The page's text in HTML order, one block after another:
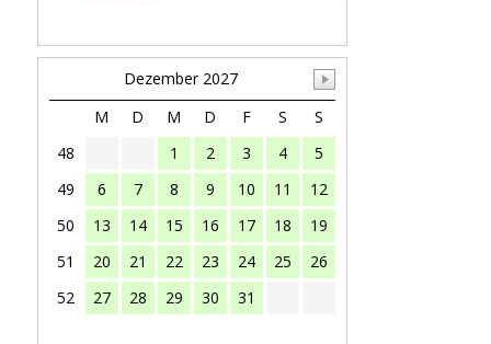
Dezember 2027
M
D M D F S
S
48
1 2 3 4
5
49
6 7 8 9 10 11
12
50
13 14 15 16 17 18
19
51
20 21 22 23 24 25
26
52
27 28 29 30 31